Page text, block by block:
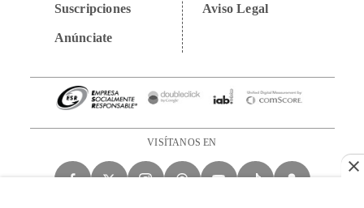
Suscripciones
Anúnciate
Aviso Legal
VISÍTANOS EN